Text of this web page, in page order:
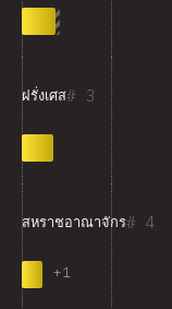
3
ฝรั่งเศส
4
สหราชอาณาจักร
+1